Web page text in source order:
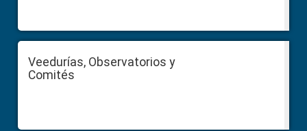
Veedurías, Observatorios y
Comités